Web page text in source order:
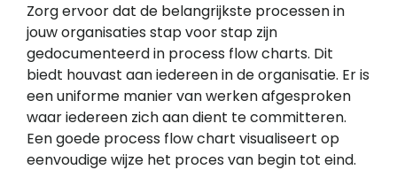
Zorg ervoor dat de belangrijkste processen in
jouw organisaties stap voor stap zijn
gedocumenteerd in process flow charts. Dit
biedt houvast aan iedereen in de organisatie. Er is
een uniforme manier van werken afgesproken
waar iedereen zich aan dient te committeren.
Een goede process flow chart visualiseert op
eenvoudige wijze het proces van begin tot eind.